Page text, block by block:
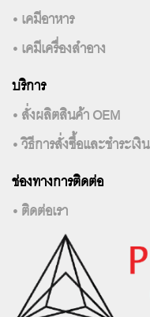
• เคมีอาหาร
• เคมีเครื่องสำอาง
บริการ
• สั่งผลิตสินค้า OEM
• วิธีการสั่งซื้อและชำระเงิน
ช่องทางการติดต่อ
• ติดต่อเรา